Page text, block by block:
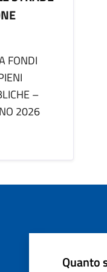
FONDI
–
2026
Quanto